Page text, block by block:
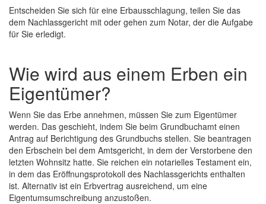
Entscheiden Sie sich für eine Erbausschlagung, teilen Sie das
dem Nachlassgericht mit oder gehen zum Notar, der die Aufgabe
für Sie erledigt.
Wie wird aus einem Erben ein
Eigentümer?
Wenn Sie das Erbe annehmen, müssen Sie zum Eigentümer
werden. Das geschieht, indem Sie beim Grundbuchamt einen
Antrag auf Berichtigung des Grundbuchs stellen. Sie beantragen
den Erbschein bei dem Amtsgericht, in dem der Verstorbene den
letzten Wohnsitz hatte. Sie reichen ein notarielles Testament ein,
in dem das Eröffnungsprotokoll des Nachlassgerichts enthalten
ist. Alternativ ist ein Erbvertrag ausreichend, um eine
Eigentumsumschreibung anzustoßen.